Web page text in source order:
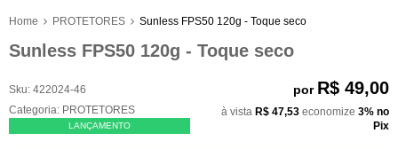
Home PROTETORES Sunless FPS50 120g - Toque seco
Sunless FPS50 120g - Toque seco
Sku: 422024-46
Categoria: PROTETORES
LANÇAMENTO
por R$ 49,00
à vista R$ 47,53 economize 3% no
Pix